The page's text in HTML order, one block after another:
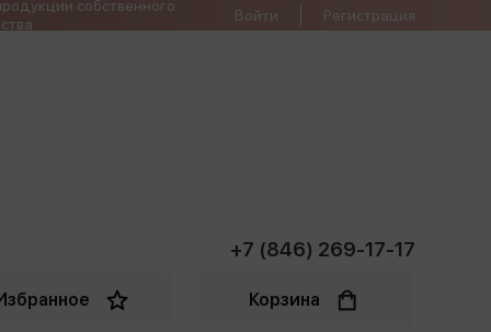
собственного
Войти Регистрация
+7 (846) 269-17-17
Корзина